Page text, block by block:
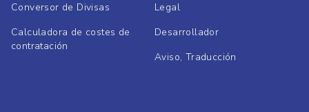
Conversor de Divisas
Calculadora de costes de
contratación
Legal
Desarrollador
Aviso, Traducción